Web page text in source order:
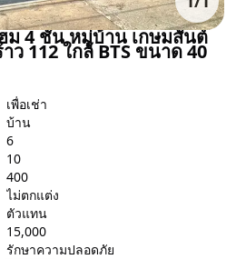
ม 4 ชั้น หมู่บ้าน เกษมสันต์
ว 112 ใกล้ BTS ขนาด 40
เพื่อเช่า
บ้าน
6
10
400
ไม่ตกแต่ง
ตัวแทน
15,000
รักษาความปลอดภัย